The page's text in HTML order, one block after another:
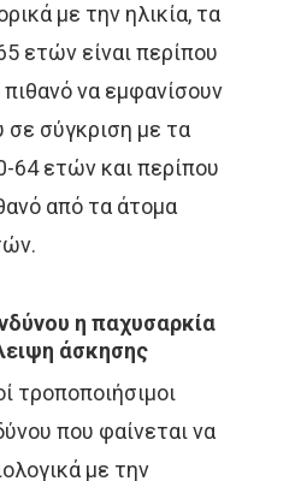
με την ηλικία, τα
ετών είναι περίπου
να εμφανίσουν
σε σύγκριση με τα
64 ετών και περίπου
από τα άτομα
η παχυσαρκία
άσκησης
τροποποιήσιμοι
που φαίνεται να
με την